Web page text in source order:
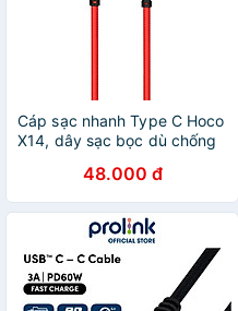
Cáp sạc nhanh Type C Hoco
X14, dây sạc bọc dù chống
dữ liệu dành cho Samsung
Galaxy Note
9/Note10/S9/S10/S10+, sạc
nhanh 2A Max - Hàng chính
hãng
48.000 đ